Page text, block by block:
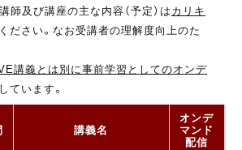
師及び講座の主な内容（予定）はカリキ
ださい。なお受講者の理解度向上のた
講義とは別に事前学習としてのオンデ
ています。
講義名
オンデ
マンド
配信